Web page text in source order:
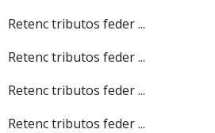
Retenc tributos feder ...
Retenc tributos feder ...
Retenc tributos feder ...
Retenc tributos feder ...